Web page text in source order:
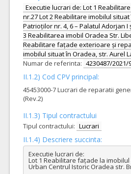
Executie lucrari de: Lot 1
nr.27 Lot 2 Reabilitare imobilul
Patrioților nr. 4, 6 – Palatul Adorjan I
3 Reabilitarea imobil Oradea Str.
Reabilitare fațade exterioare și
imobilul situat în Oradea, str. Aurel
Numar de referinta: 4230487/2021/
II.1.2) Cod CPV principal:
45453000-7 Lucrari de reparatii
(Rev.2)
II.1.3) Tipul contractului
Tipul contractului: Lucrari
II.1.4) Descriere succinta:
Executie lucrari de:
Lot 1 Reabilitare fațade la
Urban Centrul Istoric Oradea str.